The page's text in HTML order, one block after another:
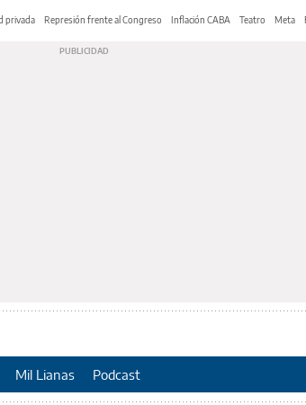
privada Represión frente al Congreso Inflación CABA Teatro Meta
Mil Lianas Podcast